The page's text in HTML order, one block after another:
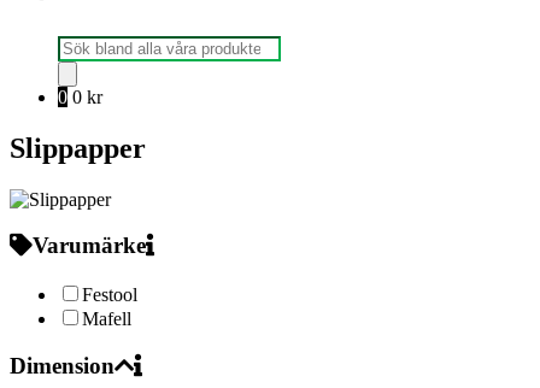
Produktsökning
0 0 kr
Slippapper
Varumärke
Festool
Mafell
Dimension